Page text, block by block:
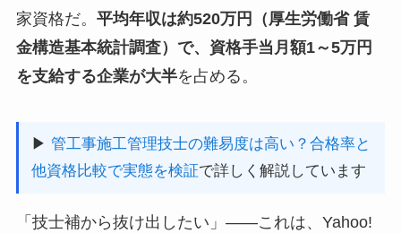
家資格だ。 平均年収は約520万円（厚生労働省 賃
金構造基本統計調査）で、資格手当月額1～5万円
を支給する企業が大半を占める。
▶ 管工事施工管理技士の難易度は高い？合格率と
他資格比較で実態を検証で詳しく解説しています
「技士補から抜け出したい」——これは、Yahoo!